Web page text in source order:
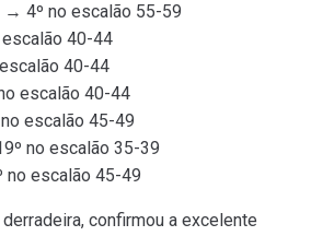
→ 4º no escalão 55-59
40-44
40-44
escalão 40-44
escalão 45-49
no escalão 35-39
escalão 45-49
confirmou a excelente